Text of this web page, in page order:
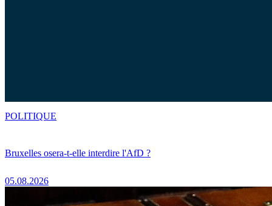
Bruxelles osera-t-elle interdire l'AfD ?
05.08.2026
POLITIQUE